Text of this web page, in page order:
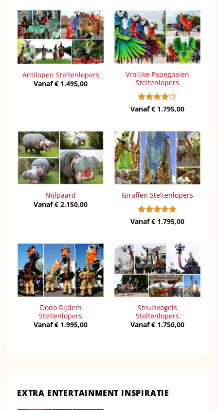
Antilopen Steltenlopers
Vanaf€ 1.495,00
Vrolijke Papegaaien
Steltenlopers
Gewaardeerd
Vanaf€ 1.795,00
Nijlpaard
Vanaf€ 2.150,00
Giraffen Steltenlopers
Gewaardeerd
Vanaf€ 1.795,00
Dodo Rijders
Steltenlopers
Vanaf€ 1.995,00
Struisvogels
Steltenlopers
Vanaf€ 1.750,00
EXTRA ENTERTAINMENT INSPIRATIE